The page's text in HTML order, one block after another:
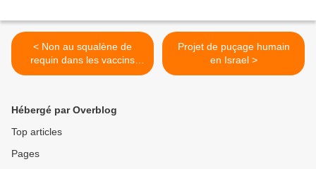
< Non au squalène de
requin dans les vaccins
Covid-19
Projet de puçage humain
en Israel >
Hébergé par Overblog
Top articles
Pages